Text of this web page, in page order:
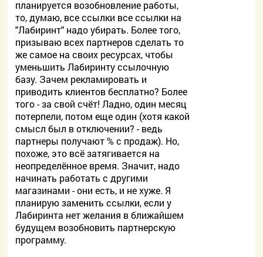
планируется возобновление работы,
то, думаю, все ссылки все ссылки на
"Лабиринт" надо убирать. Более того,
призываю всех партнеров сделать то
же самое на своих ресурсах, чтобы
уменьшить Лабиринту ссылочную
базу. Зачем рекламировать и
приводить клиентов бесплатно? Более
того - за свой счёт! Ладно, один месяц
потерпели, потом еще один (хотя какой
смысл был в отключении? - ведь
партнеры получают % с продаж). Но,
похоже, это всё затягивается на
неопределённое время. Значит, надо
начинать работать с другими
магазинами - они есть, и не хуже. Я
планирую заменить ссылки, если у
Лабиринта нет желания в ближайшем
будущем возобновить партнерскую
программу.